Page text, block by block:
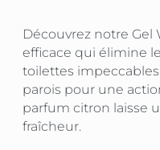
Découvrez notre Gel
efficace qui élimine
toilettes
parois pour une
parfum citron laisse
fraîcheur.